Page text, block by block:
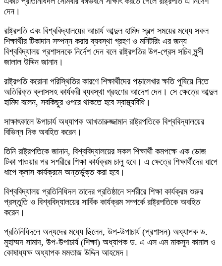
দেন।
রাষ্ট্রপতি এবং বিশ্ববিদ্যালয়ের আচার্য আব্দুল হামিদ স্বল্প সময়ের মধ্যে সকল
শিক্ষার্থীর টিকাদান সম্পন্ন করার ব্যবস্থা গ্রহণ ও মনিটরিং এর জন্য
বিশ্ববিদ্যালয় প্রশাসনকে নির্দেশ দেন বলে রাষ্ট্রপতির উপ-প্রেস সচিব মুন্সী
জালাল উদ্দিন জানান।
রাষ্ট্রপতি করোনা পরিস্থিতির কারণে শিক্ষার্থীদের পড়ালেখার ক্ষতি পুষিয়ে নিতে
অতিরিক্ত ক্লাসসহ কার্যকরী ব্যবস্থা গ্রহণের আদেশ দেন। সে ক্ষেত্রে আব্দুল
হামিদ বলেন, সবকিছুর ওপরে থাকতে হবে স্বাস্থ্যবিধি।
সাক্ষাৎকালে উপাচার্য অধ্যাপক আখতারুজ্জামান রাষ্ট্রপতিকে বিশ্ববিদ্যালয়ের
বিভিন্ন দিক অবহিত করেন।
তিনি রাষ্ট্রপতিকে জানান, বিশ্ববিদ্যালয়ের সকল শিক্ষার্থী কমপক্ষে এক ডোজ
টিকা পাওয়ার পর সশরীরে শিক্ষা কার্যক্রম চালু হবে। এ ক্ষেত্রে শিক্ষার্থীদের ধাপে
ধাপে ক্লাস কার্যক্রমে অন্তর্ভুক্ত করা হবে।
বিশ্ববিদ্যালয় প্রতিনিধিদল তাদের প্রতিষ্ঠানে সশরীরে শিক্ষা কার্যক্রম শুরুর
প্রস্তুতি ও বিশ্ববিদ্যালয়ের সার্বিক কার্যক্রম সম্পর্কে রাষ্ট্রপতিকে অবহিত
করেন।
প্রতিনিধিদলে অন্যদের মধ্যে ছিলেন, উপ-উপাচার্য (প্রশাসন) অধ্যাপক ড.
মুহাম্মদ সামাদ, উপ-উপাচার্য (শিক্ষা) অধ্যাপক ড. এ এস এম মাকসুদ কামাল ও
কোষাধ্যক্ষ অধ্যাপক মমতাজ উদ্দিন আহমেদ।